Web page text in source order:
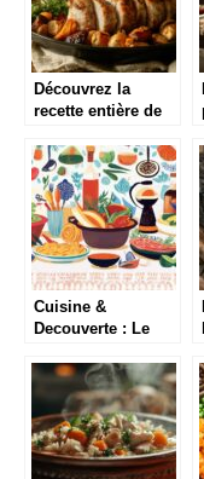
Découvrez la
recette entière de
au four pour un
dîner savoureux et
économique
Cuisine &
Decouverte : Le
etrangere